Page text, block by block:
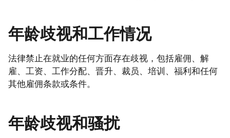
年龄歧视和工作情况
法律禁止在就业的任何方面存在歧视，包括雇佣、解
雇、工资、工作分配、晋升、裁员、培训、福利和任何
其他雇佣条款或条件。
年龄歧视和骚扰